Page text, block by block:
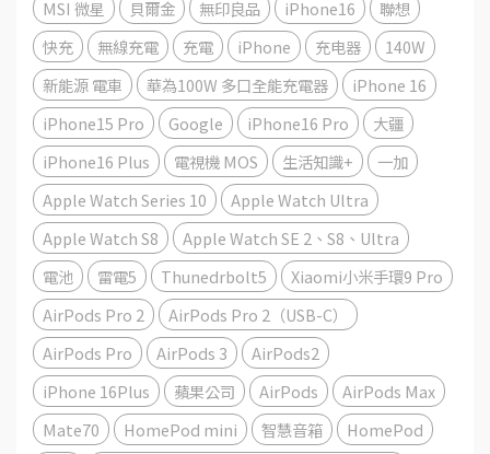
MSI 微星
貝爾金 無印良品 iPhone16
聯想
快充
無線充電 充電 iPhone 充电器
140W
新能源 電車
華為100W 多口全能充電器
iPhone 16
iPhone15 Pro
Google iPhone16 Pro
大疆
iPhone16 Plus
電視機 MOS 生活知識+
一加
Apple Watch Series 10
Apple Watch Ultra
Apple Watch S8
Apple Watch SE 2、S8、Ultra
電池
雷電5 Thunedrbolt5
Xiaomi小米手環9 Pro
AirPods Pro 2
AirPods Pro 2（USB-C）
AirPods Pro
AirPods 3
AirPods2
iPhone 16Plus
蘋果公司 AirPods
AirPods Max
Mate70
HomePod mini 智慧音箱
HomePod